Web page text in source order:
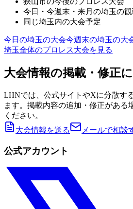
今日・今週末・来月の埼玉の
同じ埼玉内の大会予定
今日の埼玉の大会今週末の埼玉の大
埼玉全体のプロレス大会を見る
大会情報の掲載・修正
LHNでは、公式サイトやXに分散す
ます。掲載内容の追加・修正がある
ください。
大会情報を送る
メールで相談
公式アカウント